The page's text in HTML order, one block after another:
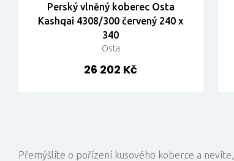
Perský vlněný koberec Osta
Kashqai 4308/300 červený 240 x
340
Osta
26 202 Kč
Přemýšlíte o pořízení kusového koberce a nevíte,